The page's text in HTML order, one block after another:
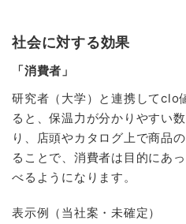
社会に対する効果
「消費者」
研究者（大学）と連携してclo
ると、保温力が分かりやすい
り、店頭やカタログ上で商品
ることで、消費者は目的にあ
べるようになります。
表示例（当社案・未確定）